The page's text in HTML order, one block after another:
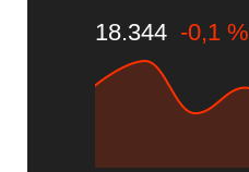
18.344 -0,1 %